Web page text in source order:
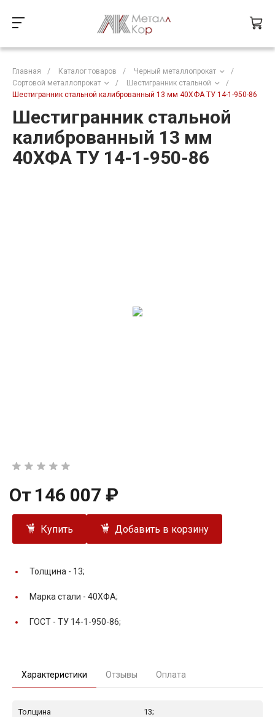
Главная / Каталог товаров / Черный металлопрокат
/
Сортовой металлопрокат
/ Шестигранник стальной
/
Шестигранник стальной калиброванный 13 мм 40ХФА ТУ 14-1-950-86
Шестигранник стальной
калиброванный 13 мм
40ХФА ТУ 14-1-950-86
От 146 007 ₽
Купить Добавить в корзину
Толщина - 13;
Марка стали - 40ХФА;
ГОСТ - ТУ 14-1-950-86;
Характеристики Отзывы Оплата
Толщина 13;